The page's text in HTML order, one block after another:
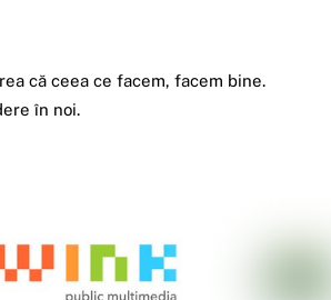
că ceea ce facem, facem bine.
în noi.